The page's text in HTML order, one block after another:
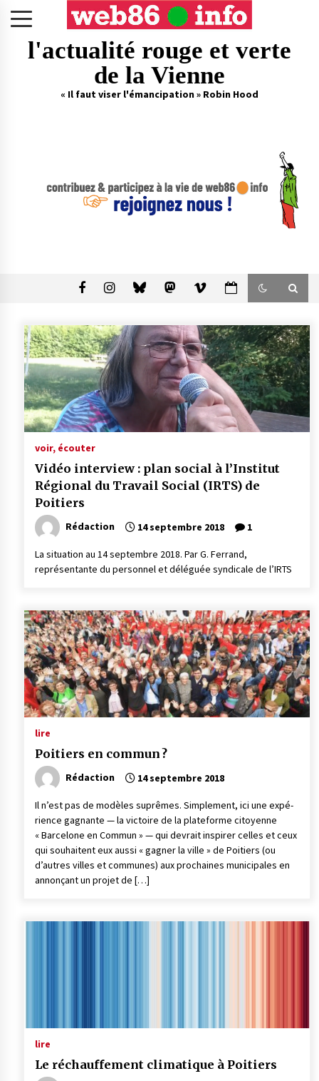
l'actualité rouge et verte
de la Vienne
« Il faut viser l'émancipation » Robin Hood
voir, écouter
Vidéo interview : plan social à l’Institut
Régional du Travail Social (IRTS) de
Poitiers
Rédaction 14 septembre 2018 1
La situation au 14 septembre 2018. Par G. Ferrand,
représentante du personnel et déléguée syndicale de l’IRTS
lire
Poitiers en commun ?
Rédaction 14 septembre 2018
Il n’est pas de modèles suprêmes. Simple­ment, ici une expé­
rience gagnante — la victoire de la plate­forme citoyenne
« Barce­lone en Commun » — qui devrait inspi­rer celles et ceux
qui souhaitent eux aussi « gagner la ville » de Poitiers (ou
d’autres villes et communes) aux prochaines muni­ci­pales en
annonçant un projet de […]
lire
Le réchauf­fe­ment clima­tique à Poitiers